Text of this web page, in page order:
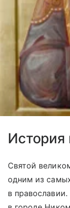
История
Святой
одним из
в